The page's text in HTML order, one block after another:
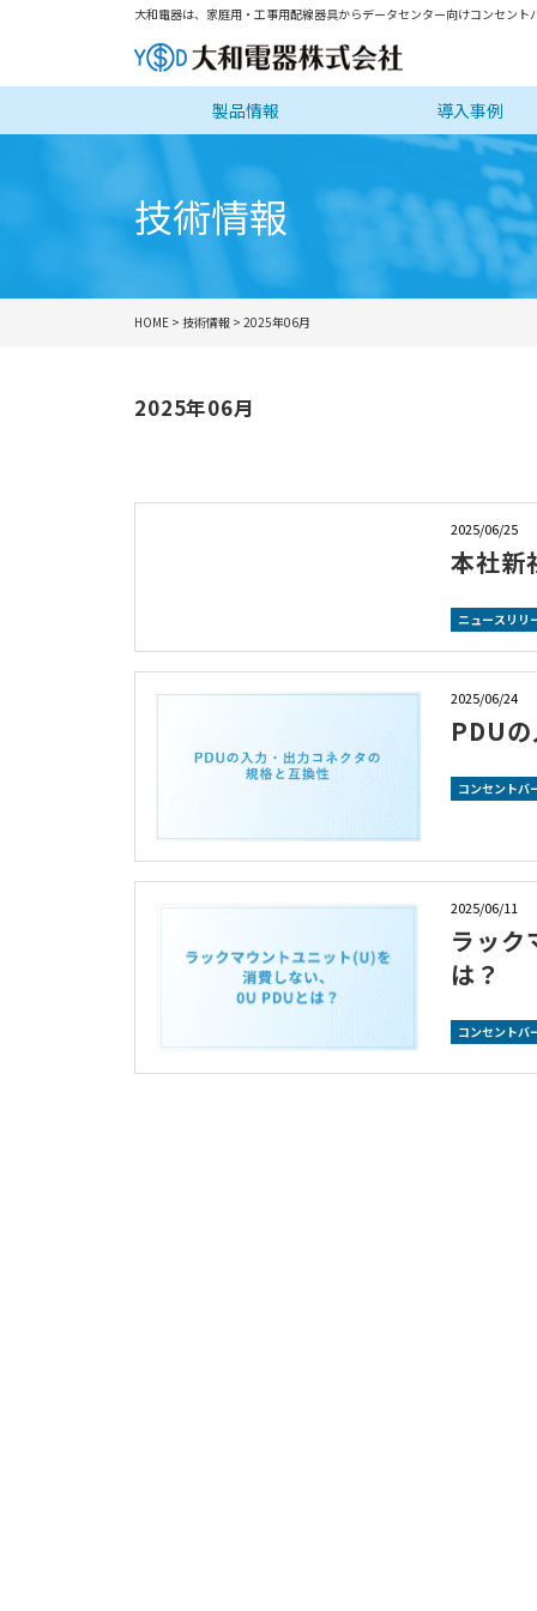
大和電器は、家庭用・工事用配線器具からデータセンター向けコンセン
製品情報 導入事例
技術情報
HOME > 技術情報 > 2025年06月
2025年06月
2025/06/25
本社新
ニュースリリ
2025/06/24
PDU
コンセントバ
2025/06/11
ラッ
は？
コンセントバ